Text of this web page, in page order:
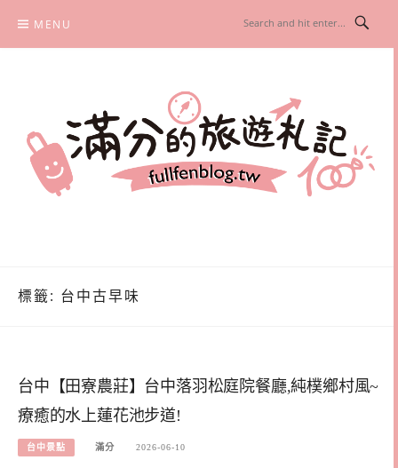
content
MENU
標籤: 台中古早味
台中【田寮農莊】台中落羽松庭院餐廳,純樸鄉村風~
療癒的水上蓮花池步道!
台中景點 滿分 2026-06-10